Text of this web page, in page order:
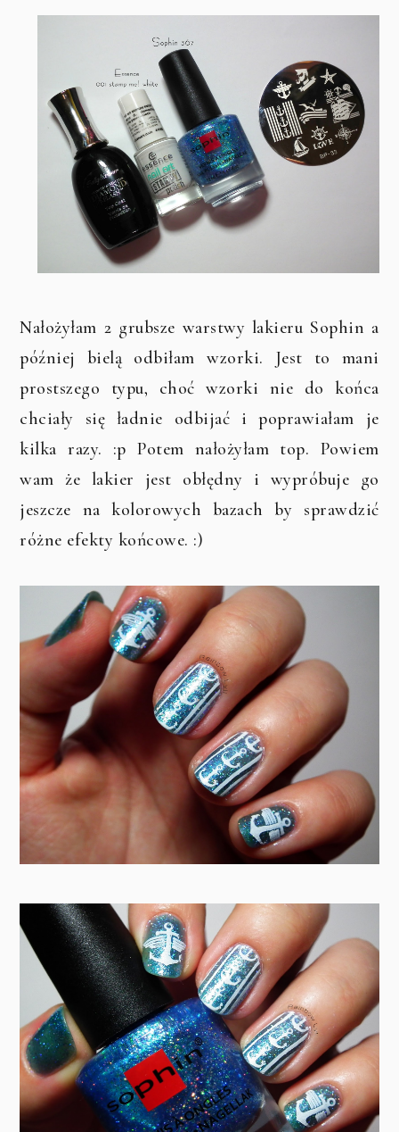
Nałożyłam 2 grubsze warstwy lakieru Sophin a
później bielą odbiłam wzorki. Jest to mani
prostszego typu, choć wzorki nie do końca
chciały się ładnie odbijać i poprawiałam je
kilka razy. :p Potem nałożyłam top. Powiem
wam że lakier jest obłędny i wypróbuje go
jeszcze na kolorowych bazach by sprawdzić
różne efekty końcowe. :)